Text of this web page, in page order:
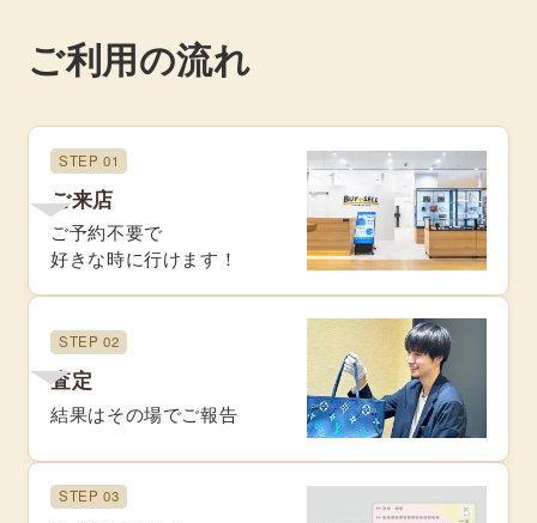
ご利用の流れ
STEP 01
ご来店
ご予約不要で
好きな時に行けます！
STEP 02
査定
結果はその場でご報告
STEP 03